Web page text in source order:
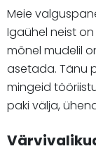
Meie
Igaühel neist
mõnel mudelil
asetada. Tänu
mingeid
paki välja,